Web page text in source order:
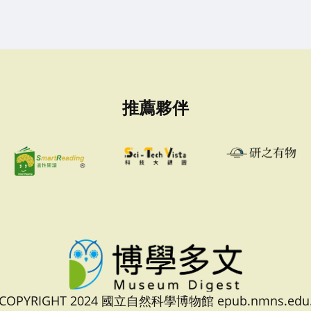
推薦夥伴
2024 國立自然科學博物館